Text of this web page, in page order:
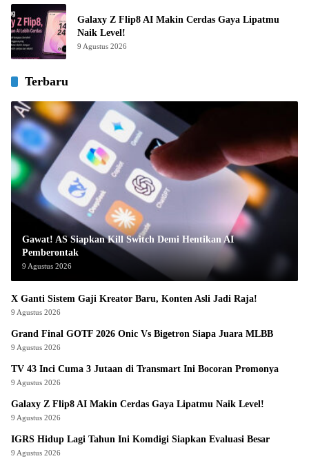
Galaxy Z Flip8 AI Makin Cerdas Gaya Lipatmu
Naik Level!
9 Agustus 2026
Terbaru
Gawat! AS Siapkan Kill Switch Demi Hentikan AI
Pemberontak
9 Agustus 2026
X Ganti Sistem Gaji Kreator Baru, Konten Asli Jadi Raja!
9 Agustus 2026
Grand Final GOTF 2026 Onic Vs Bigetron Siapa Juara MLBB
9 Agustus 2026
TV 43 Inci Cuma 3 Jutaan di Transmart Ini Bocoran Promonya
9 Agustus 2026
Galaxy Z Flip8 AI Makin Cerdas Gaya Lipatmu Naik Level!
9 Agustus 2026
IGRS Hidup Lagi Tahun Ini Komdigi Siapkan Evaluasi Besar
9 Agustus 2026